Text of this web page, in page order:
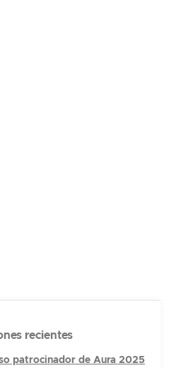
recientes
patrocinador de Aura 2025